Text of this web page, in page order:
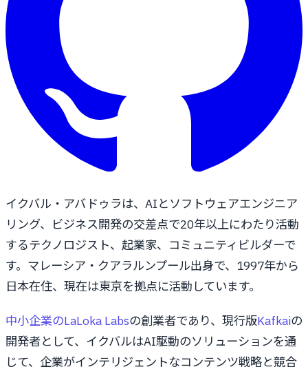
イクバル・アバドゥラは、AIとソフトウェアエンジニア
リング、ビジネス開発の交差点で20年以上にわたり活動
するテクノロジスト、起業家、コミュニティビルダーで
す。マレーシア・クアラルンプール出身で、1997年から
日本在住、現在は東京を拠点に活動しています。
中小企業のLaLoka Labsの創業者であり、現行版Kafkaiの
開発者として、イクバルはAI駆動のソリューションを通
じて、企業がインテリジェントなコンテンツ戦略と競合